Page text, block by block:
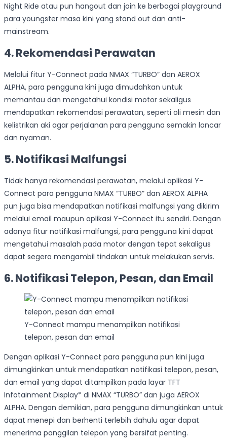
Night Ride atau pun hangout dan join ke berbagai playground
para youngster masa kini yang stand out dan anti-
mainstream.
4. Rekomendasi Perawatan
Melalui fitur Y-Connect pada NMAX “TURBO” dan AEROX
ALPHA, para pengguna kini juga dimudahkan untuk
memantau dan mengetahui kondisi motor sekaligus
mendapatkan rekomendasi perawatan, seperti oli mesin dan
kelistrikan aki agar perjalanan para pengguna semakin lancar
dan nyaman.
5. Notifikasi Malfungsi
Tidak hanya rekomendasi perawatan, melalui aplikasi Y-
Connect para pengguna NMAX “TURBO” dan AEROX ALPHA
pun juga bisa mendapatkan notifikasi malfungsi yang dikirim
melalui email maupun aplikasi Y-Connect itu sendiri. Dengan
adanya fitur notifikasi malfungsi, para pengguna kini dapat
mengetahui masalah pada motor dengan tepat sekaligus
dapat segera mengambil tindakan untuk melakukan servis.
6. Notifikasi Telepon, Pesan, dan Email
Y-Connect mampu menampilkan notifikasi
telepon, pesan dan email
Dengan aplikasi Y-Connect para pengguna pun kini juga
dimungkinkan untuk mendapatkan notifikasi telepon, pesan,
dan email yang dapat ditampilkan pada layar TFT
Infotainment Display* di NMAX “TURBO” dan juga AEROX
ALPHA. Dengan demikian, para pengguna dimungkinkan untuk
dapat menepi dan berhenti terlebih dahulu agar dapat
menerima panggilan telepon yang bersifat penting.